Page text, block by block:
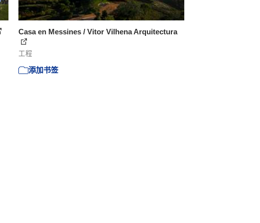
Casa en Messines / Vitor Vilhena Arquitectura
工程
添加书签